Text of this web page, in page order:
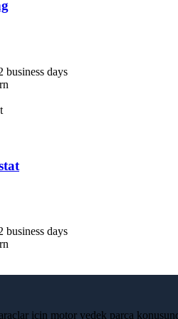
business days
business days
için motor yedek parça